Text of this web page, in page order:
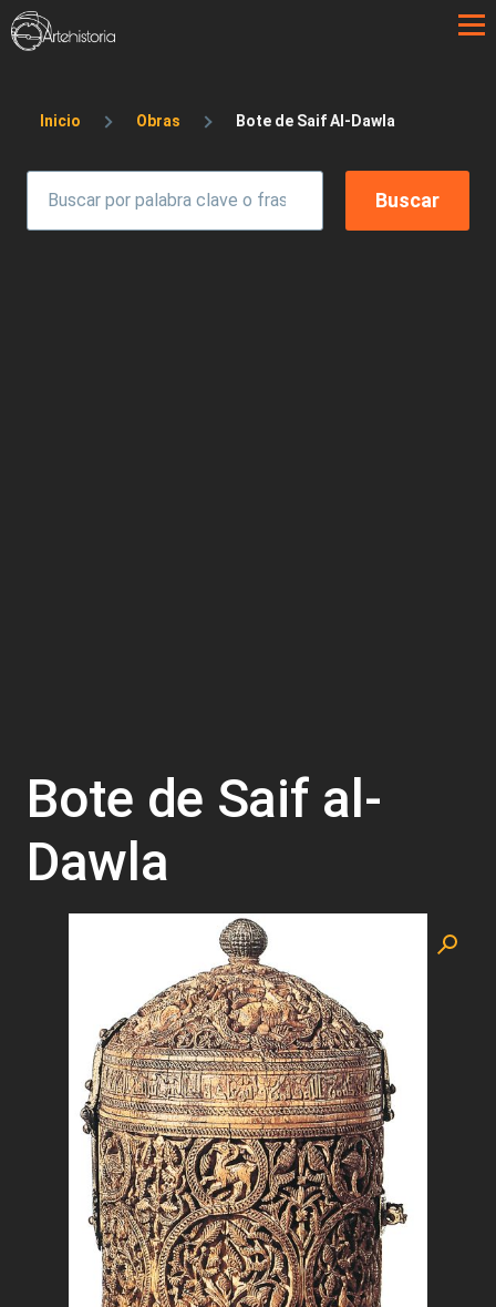
Pasar al contenido principal
Sobrescribir enlaces de ayuda a la
Inicio Obras Bote de Saif Al-Dawla
Bote de Saif al-
Dawla